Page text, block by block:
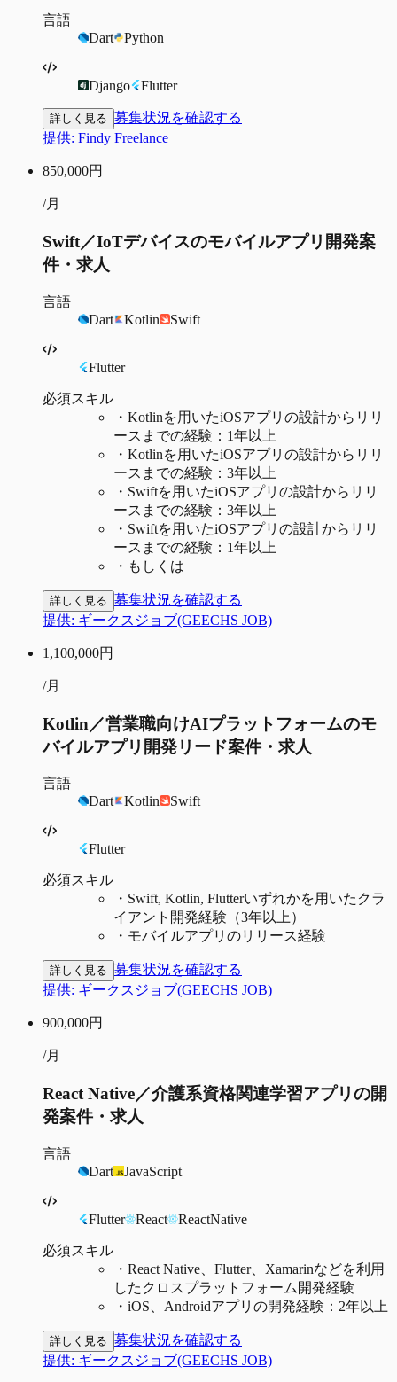
言語
Dart
Python
Django Flutter
詳しく見る 募集状況を確認する
提供: Findy Freelance
850,000円
/月
Swift／IoTデバイスのモバイルアプリ開発案
件・求人
言語
Dart
Kotlin Swift
Flutter
必須スキル
・ Kotlinを用いたiOSアプリの設計からリリ
ースまでの経験：1年以上
・ Kotlinを用いたiOSアプリの設計からリリ
ースまでの経験：3年以上
・ Swiftを用いたiOSアプリの設計からリリ
ースまでの経験：3年以上
・ Swiftを用いたiOSアプリの設計からリリ
ースまでの経験：1年以上
・ もしくは
詳しく見る 募集状況を確認する
提供: ギークスジョブ(GEECHS JOB)
1,100,000円
/月
Kotlin／営業職向けAIプラットフォームのモ
バイルアプリ開発リード案件・求人
言語
Dart
Kotlin Swift
Flutter
必須スキル
・ Swift, Kotlin, Flutterいずれかを用いたクラ
イアント開発経験（3年以上）
・ モバイルアプリのリリース経験
詳しく見る 募集状況を確認する
提供: ギークスジョブ(GEECHS JOB)
900,000円
/月
React Native／介護系資格関連学習アプリの開
発案件・求人
言語
Dart
JavaScript
Flutter React ReactNative
必須スキル
・ React Native、Flutter、Xamarinなどを利用
したクロスプラットフォーム開発経験
・ iOS、Androidアプリの開発経験：2年以上
詳しく見る 募集状況を確認する
提供: ギークスジョブ(GEECHS JOB)